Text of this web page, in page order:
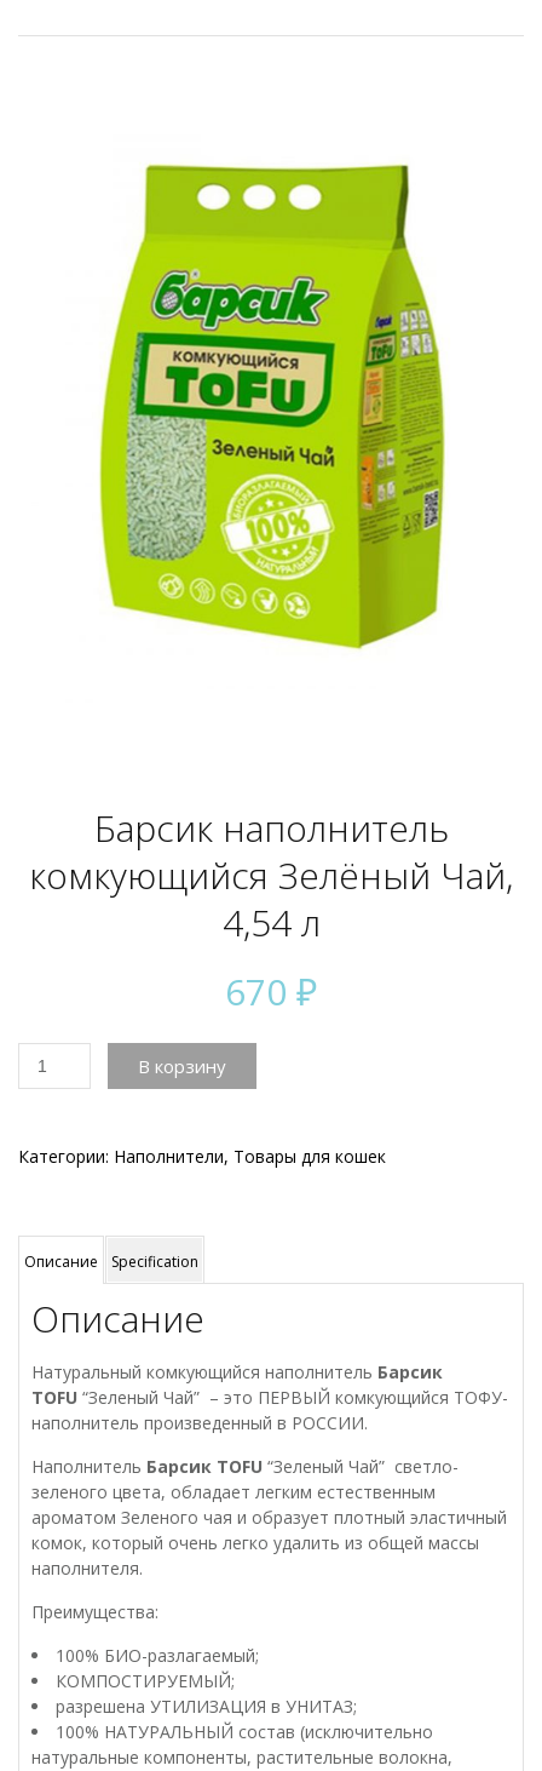
Барсик наполнитель
комкующийся Зелёный Чай,
4,54 л
670 ₽
Количество
товара
комкующийся
4,54
л
В корзину
Категории: Наполнители, Товары для кошек
Описание Specification
Описание
Натуральный комкующийся наполнитель Барсик
TOFU “Зеленый Чай” – это ПЕРВЫЙ комкующийся ТОФУ-
наполнитель произведенный в РОССИИ.
Наполнитель Барсик TOFU “Зеленый Чай” светло-
зеленого цвета, обладает легким естественным
ароматом Зеленого чая и образует плотный эластичный
комок, который очень легко удалить из общей массы
наполнителя.
Преимущества:
100% БИО-разлагаемый;
КОМПОСТИРУЕМЫЙ;
разрешена УТИЛИЗАЦИЯ в УНИТАЗ;
100% НАТУРАЛЬНЫЙ состав (исключительно
натуральные компоненты, растительные волокна,